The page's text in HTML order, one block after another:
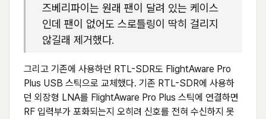
즈베리파이는 원래 팬이 달려 있는 케이스
인데 팬이 없어도 스로틀링이 딱히 걸리지
않길래 제거했다.
그리고 기존에 사용하던 RTL-SDR도 FlightAware Pro
Plus USB 스틱으로 교체했다. 기존 RTL-SDR에 사용하
던 외장형 LNA를 FlightAware Pro Plus 스틱에 연결하면
RF 입력부가 포화되는지 오히려 신호를 전혀 수신하지 못